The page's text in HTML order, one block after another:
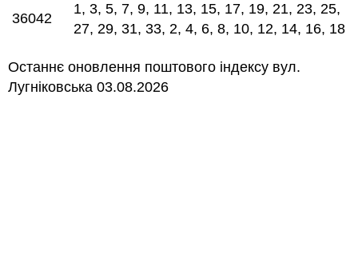
36042
1, 3, 5, 7, 9, 11, 13, 15, 17, 19, 21, 23, 25,
27, 29, 31, 33, 2, 4, 6, 8, 10, 12, 14, 16, 18
Останнє оновлення поштового індексу вул.
Лугніковська 03.08.2026